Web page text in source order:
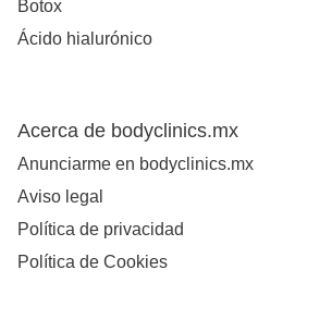
Botox
Ácido hialurónico
Acerca de bodyclinics.mx
Anunciarme en bodyclinics.mx
Aviso legal
Política de privacidad
Política de Cookies